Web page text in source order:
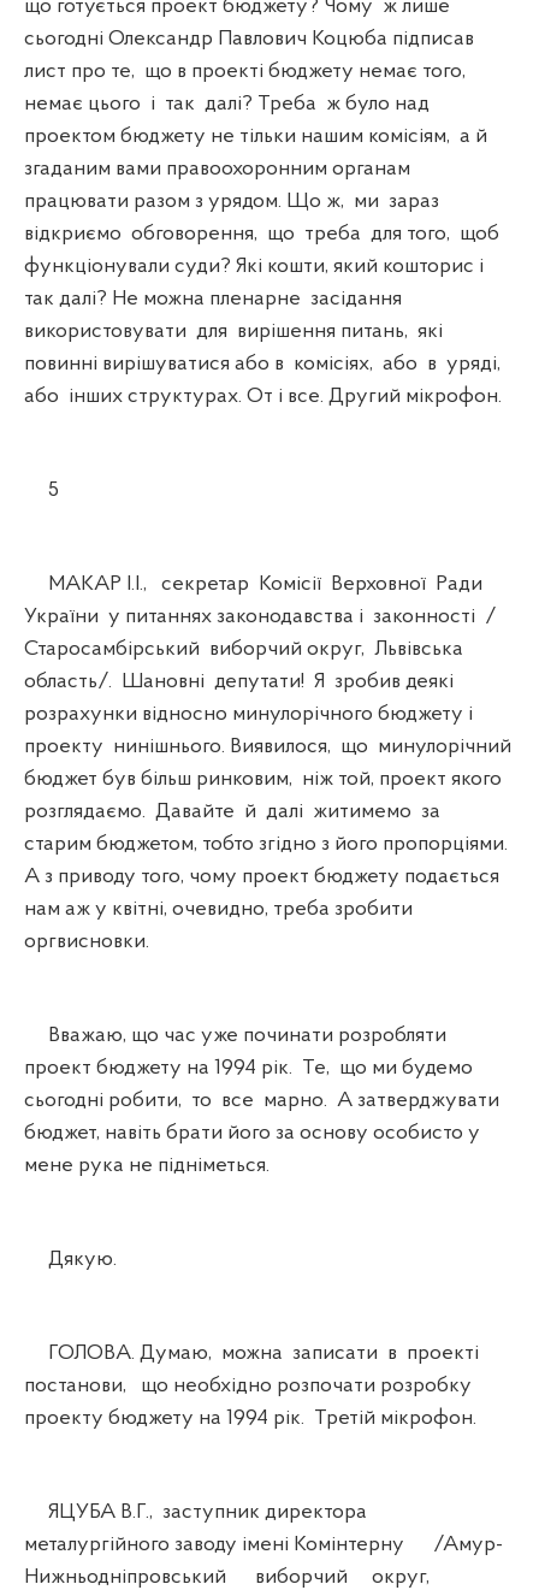
що готується проект бюджету? Чому ж лише
сьогодні Олександр Павлович Коцюба підписав
лист про те, що в проекті бюджету немає того,
немає цього і так далі? Треба ж було над
проектом бюджету не тільки нашим комісіям, а й
згаданим вами правоохоронним органам
працювати разом з урядом. Що ж, ми зараз
відкриємо обговорення, що треба для того, щоб
функціонували суди? Які кошти, який кошторис і
так далі? Не можна пленарне засідання
використовувати для вирішення питань, які
повинні вирішуватися або в комісіях, або в уряді,
або інших структурах. От і все. Другий мікрофон.
5
МАКАР І.І., секретар Комісії Верховної Ради
України у питаннях законодавства і законності /
Старосамбірський виборчий округ, Львівська
область/. Шановні депутати! Я зробив деякі
розрахунки відносно минулорічного бюджету і
проекту нинішнього. Виявилося, що минулорічний
бюджет був більш ринковим, ніж той, проект якого
розглядаємо. Давайте й далі житимемо за
старим бюджетом, тобто згідно з його пропорціями.
А з приводу того, чому проект бюджету подається
нам аж у квітні, очевидно, треба зробити
оргвисновки.
Вважаю, що час уже починати розробляти
проект бюджету на 1994 рік. Те, що ми будемо
сьогодні робити, то все марно. А затверджувати
бюджет, навіть брати його за основу особисто у
мене рука не підніметься.
Дякую.
ГОЛОВА. Думаю, можна записати в проекті
постанови, що необхідно розпочати розробку
проекту бюджету на 1994 рік. Третій мікрофон.
ЯЦУБА В.Г., заступник директора
металургійного заводу імені Комінтерну /Амур-
Нижньодніпровський виборчий округ,